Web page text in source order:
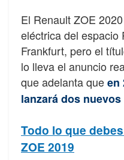
El Renault ZOE
eléctrica del espacio
Frankfurt, pero el
lo lleva el anuncio
que adelanta queen
lanzará dos
Todo lo que
ZOE 2019